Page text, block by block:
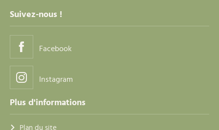
Suivez-nous !
Facebook
Instagram
Plus d'informations
Plan du site